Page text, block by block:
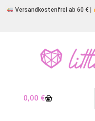
Versandkostenfrei ab 60 € |
0,00 €